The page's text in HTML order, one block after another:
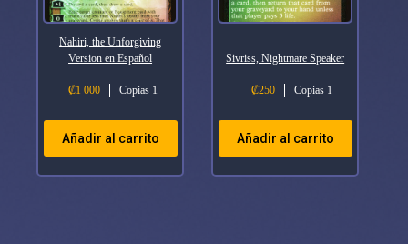
Nahiri, the Unforgiving
Version en Español
₡1 000 Copias 1
Añadir al carrito
Sivriss, Nightmare Speaker
₡250 Copias 1
Añadir al carrito